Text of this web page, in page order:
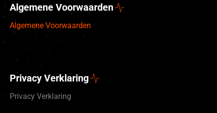
Algemene Voorwaarden
Algemene Voorwaarden
Privacy Verklaring
Privacy Verklaring